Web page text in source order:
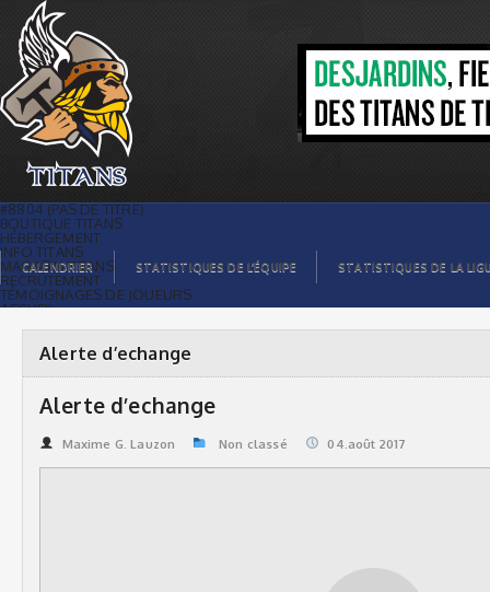
Alerte d’echange | Titans de
témiscaming
#8804 (PAS DE TITRE)
BOUTIQUE TITANS
HÉBERGEMENT
INFO TITANS
MAGASIN TITANS
RECRUTEMENT
TÉMOIGNAGES DE JOUEURS
ACCUEIL
GALERIE PHOTOS
STATISTIQUES
ORGANISATION
JOUEURS
CALENDRIER
COMMANDITAIRES
STATISTIQUES DE LA LIGUE
CALENDRIER STATISTIQUES DE L’ÉQUIPE STATISTIQUES DE LA
Alerte d’echange
Alerte d’echange
Maxime G. Lauzon Non classé 04.août 2017